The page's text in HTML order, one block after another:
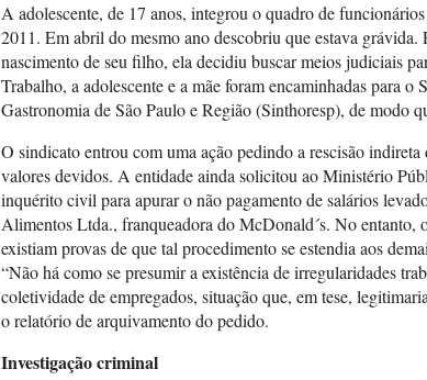
A adolescente, de 17 anos, integrou o quadro de
2011. Em abril do mesmo ano descobriu que estava
nascimento de seu filho, ela decidiu buscar meios judiciais
Trabalho, a adolescente e a mãe foram encaminhadas para
Gastronomia de São Paulo e Região (Sinthoresp), de modo
O sindicato entrou com uma ação pedindo a rescisão
valores devidos. A entidade ainda solicitou ao Ministério
inquérito civil para apurar o não pagamento de salários
Alimentos Ltda., franqueadora do McDonald´s. No entanto,
existiam provas de que tal procedimento se estendia aos
“Não há como se presumir a existência de irregularidades
coletividade de empregados, situação que, em tese,
o relatório de arquivamento do pedido.
Investigação criminal